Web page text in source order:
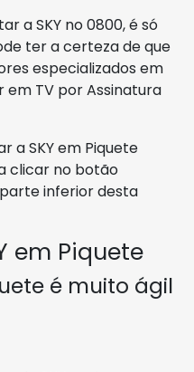
a SKY no 0800, é só
ter a certeza de que
especializados em
TV por Assinatura
a SKY em Piquete
clicar no botão
parte inferior desta
em Piquete
é muito ágil